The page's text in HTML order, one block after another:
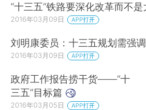
“十三五”铁路要深化改革而不
2016年03月09日 APP打开
刘明康委员：十三五规划需强
2016年03月09日 APP打开
政府工作报告捞干货——“十
三五”目标篇
2016年03月05日 APP打开